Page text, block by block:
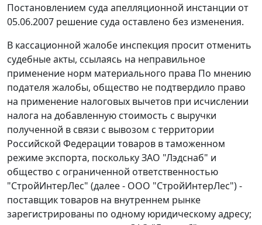
Постановлением суда апелляционной инстанции от
05.06.2007 решение суда оставлено без изменения.
В кассационной жалобе инспекция просит отменить
судебные акты, ссылаясь на неправильное
применение норм материального права По мнению
подателя жалобы, общество не подтвердило право
на применение налоговых вычетов при исчислении
налога на добавленную стоимость с выручки
полученной в связи с вывозом с территории
Российской Федерации товаров втаможенном
режиме экспорта, поскольку ЗАО "Лэдснаб" и
общество с ограниченной ответственностью
"СтройИнтерЛес" (далее - ООО "СтройИнтерЛес") -
поставщик товаров на внутреннем рынке
зарегистрированы по одному юридическому адресу;